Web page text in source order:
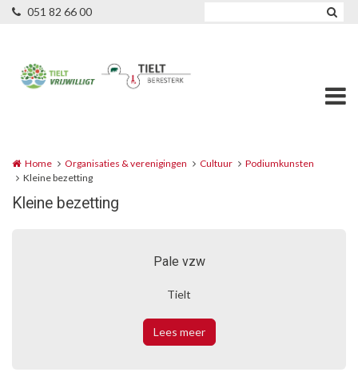
Overslaan en naar de inhoud gaan
051 82 66 00
Home Organisaties & verenigingen Cultuur
Podiumkunsten
Kleine bezetting
Kleine bezetting
Pale vzw
Tielt
Lees meer